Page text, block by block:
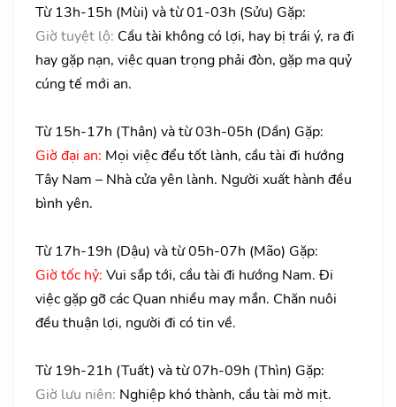
Từ 13h-15h (Mùi) và từ 01-03h (Sửu) Gặp:
Giờ tuyệt lộ: Cầu tài không có lợi, hay bị trái ý, ra đi
hay gặp nạn, việc quan trọng phải đòn, gặp ma quỷ
cúng tế mới an.
Từ 15h-17h (Thân) và từ 03h-05h (Dần) Gặp:
Giờ đại an: Mọi việc đểu tốt lành, cầu tài đi hướng
Tây Nam – Nhà cửa yên lành. Người xuất hành đều
bình yên.
Từ 17h-19h (Dậu) và từ 05h-07h (Mão) Gặp:
Giờ tốc hỷ: Vui sắp tới, cầu tài đi hướng Nam. Đi
việc gặp gỡ các Quan nhiều may mắn. Chăn nuôi
đều thuận lợi, người đi có tin về.
Từ 19h-21h (Tuất) và từ 07h-09h (Thìn) Gặp:
Giờ lưu niên: Nghiệp khó thành, cầu tài mờ mịt.